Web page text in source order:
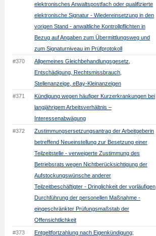
elektronisches Anwaltspostfach oder qualifizierte
elektronische Signatur - Wiedereinsetzung in den
vorigen Stand - anwaltliche Kontrollpflichten in
Bezug auf Angaben zum Übermittlungsweg und
zum Signaturniveau im Prüfprotokoll
#370
Allgemeines Gleichbehandlungsgesetz,
Entschädigung, Rechtsmissbrauch,
Stellenanzeige, eBay-Kleinanzeigen
#371
Kündigung wegen häufiger Kurzerkrankungen bei
langjährigem Arbeitsverhältnis –
Interessenabwägung
#372
Zustimmungsersetzungsantrag der Arbeitgeberin
betreffend Neueinstellung zur Besetzung einer
Teilzeitstelle - verweigerte Zustimmung des
Betriebsrats wegen Nichtberücksichtigung der
Aufstockungswünsche anderer
Teilzeitbeschäftigter - Dringlichkeit der vorläufigen
Durchführung der personellen Maßnahme -
eingeschränkter Prüfungsmaßstab der
Offensichtlichkeit
#373
Entgeltfortzahlung nach Eigenkündigung;